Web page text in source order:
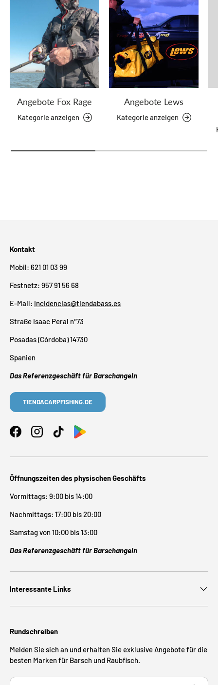
Angebote Fox Rage
Kategorie anzeigen
Angebote Lews
Kategorie anzeigen
Kontakt
Mobil: 621 01 03 99
Festnetz: 957 91 56 68
E-Mail: incidencias@tiendabass.es
Straße Isaac Peral nº73
Posadas (Córdoba) 14730
Spanien
Das Referenzgeschäft für Barschangeln
TIENDACARPFISHING.DE
FacebookInstagramTikTok
Öffnungszeiten des physischen Geschäfts
Vormittags: 9:00 bis 14:00
Nachmittags: 17:00 bis 20:00
Samstag von 10:00 bis 13:00
Das Referenzgeschäft für Barschangeln
Interessante Links
Rundschreiben
Melden Sie sich an und erhalten Sie exklusive Angebote für die
besten Marken für Barsch und Raubfisch.
E-Mail